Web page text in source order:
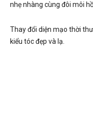
nhẹ nhàng cùng đôi môi
Thay đổi diện mạo thời
kiểu tóc đẹp và lạ.